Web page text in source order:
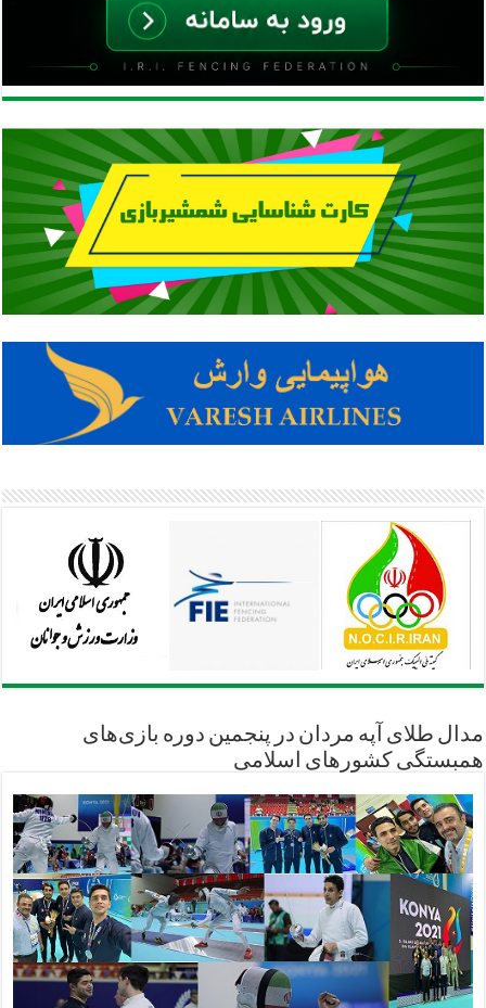
مدال طلای آپه مردان در پنجمین دوره بازی‌های
همبستگی کشورهای اسلامی